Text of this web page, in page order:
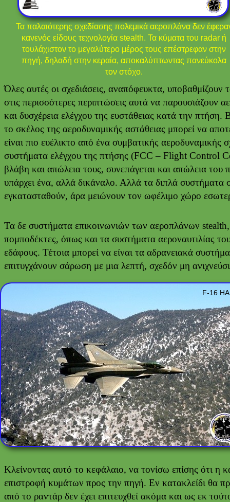
Τα δε συστήματα επικοινωνιών των αεροπλάνων
πομποδέκτες, όπως και τα συστήματα αεροναυτιλίας
εδάφους. Τέτοια μπορεί να είναι τα αδρανειακά
επιτυγχάνουν σάρωση με μια λεπτή, σχεδόν μη
Κλείνοντας αυτό το κεφάλαιο, να τονίσω επίσης ότι η
επιστροφή κυμάτων προς την πηγή. Εν κατακλείδι θα
από το ραντάρ δεν έχει επιτευχθεί ακόμα και ως εκ
Όλες αυτές οι σχεδιάσεις, αναπόφευκτα,
στις περισσότερες περιπτώσεις αυτά να παρουσιάζουν
και δυσχέρεια ελέγχου της ευστάθειας κατά την
το σκέλος της αεροδυναμικής αστάθειας μπορεί να
είναι πιο ευέλικτο από ένα συμβατικής
συστήματα ελέγχου της πτήσης (FCC – Flight Control
βλάβη και απώλεια τους, συνεπάγεται και απώλεια του
υπάρχει ένα, αλλά δικάναλο. Αλλά τα διπλά
εγκατασταθούν, άρα μειώνουν τον ωφέλιμο χώρο
F-16
Τα παλαιότερης σχεδίασης πολεμικά αεροπλάνα δεν
κανενός είδους τεχνολογία stealth. Τα κύματα του radar ή
τουλάχιστον το μεγαλύτερο μέρος τους επέστρεφαν στην
πηγή, δηλαδή στην κεραία, αποκαλύπτωντας πανεύκολα
τον στόχο.